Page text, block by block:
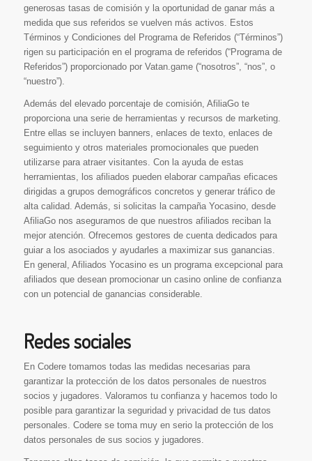
generosas tasas de comisión y la oportunidad de ganar más a
medida que sus referidos se vuelven más activos. Estos
Términos y Condiciones del Programa de Referidos (“Términos”)
rigen su participación en el programa de referidos (“Programa de
Referidos”) proporcionado por Vatan.game (“nosotros”, “nos”, o
“nuestro”).
Además del elevado porcentaje de comisión, AfiliaGo te
proporciona una serie de herramientas y recursos de marketing.
Entre ellas se incluyen banners, enlaces de texto, enlaces de
seguimiento y otros materiales promocionales que pueden
utilizarse para atraer visitantes. Con la ayuda de estas
herramientas, los afiliados pueden elaborar campañas eficaces
dirigidas a grupos demográficos concretos y generar tráfico de
alta calidad. Además, si solicitas la campaña Yocasino, desde
AfiliaGo nos aseguramos de que nuestros afiliados reciban la
mejor atención. Ofrecemos gestores de cuenta dedicados para
guiar a los asociados y ayudarles a maximizar sus ganancias.
En general, Afiliados Yocasino es un programa excepcional para
afiliados que desean promocionar un casino online de confianza
con un potencial de ganancias considerable.
Redes sociales
En Codere tomamos todas las medidas necesarias para
garantizar la protección de los datos personales de nuestros
socios y jugadores. Valoramos tu confianza y hacemos todo lo
posible para garantizar la seguridad y privacidad de tus datos
personales. Codere se toma muy en serio la protección de los
datos personales de sus socios y jugadores.